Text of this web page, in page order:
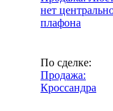
нет
плафона
По сделке:
Продажа:
Кроссандра